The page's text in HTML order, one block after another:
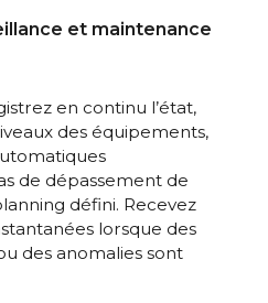
et maintenance
en continu l’état,
des équipements,
de dépassement de
défini. Recevez
lorsque des
des anomalies sont